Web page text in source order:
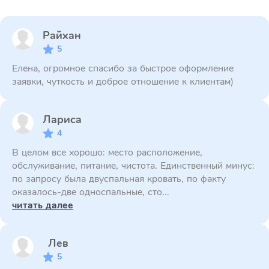
Райхан
5
Елена, огромное спасибо за быстрое оформление
заявки, чуткость и доброе отношение к клиентам)
Лариса
4
В целом все хорошо: место расположение,
обслуживание, питание, чистота. Единственный минус:
по запросу была двуспальная кровать, по факту
оказалось-две односпальные, сто...
читать далее
Лев
5